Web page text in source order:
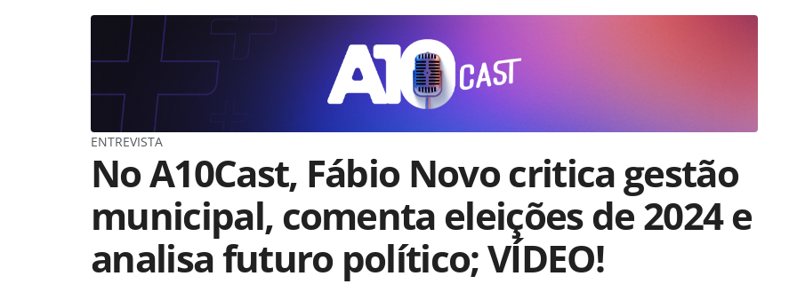
ENTREVISTA
No A10Cast, Fábio Novo critica gestão
municipal, comenta eleições de 2024 e
analisa futuro político; VÍDEO!